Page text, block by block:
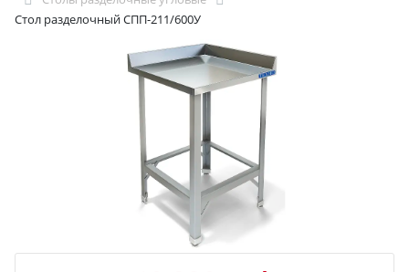
Стол разделочный СПП-211/600У